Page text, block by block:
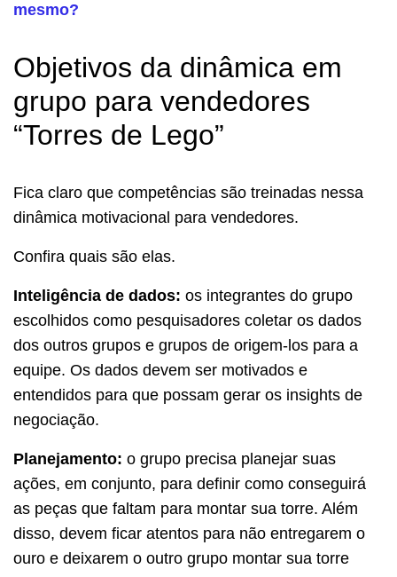
mesmo?
Objetivos da dinâmica em
grupo para vendedores
“Torres de Lego”
Fica claro que competências são treinadas nessa
dinâmica motivacional para vendedores.
Confira quais são elas.
Inteligência de dados: os integrantes do grupo
escolhidos como pesquisadores coletar os dados
dos outros grupos e grupos de origem-los para a
equipe. Os dados devem ser motivados e
entendidos para que possam gerar os insights de
negociação.
Planejamento: o grupo precisa planejar suas
ações, em conjunto, para definir como conseguirá
as peças que faltam para montar sua torre. Além
disso, devem ficar atentos para não entregarem o
ouro e deixarem o outro grupo montar sua torre